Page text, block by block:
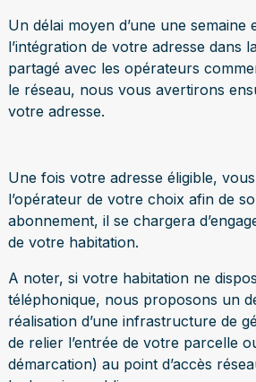
Un délai moyen d’une une semaine
l’intégration de votre adresse dans
partagé avec les opérateurs
le réseau, nous vous avertirons
votre adresse.
Une fois votre adresse éligible,
l’opérateur de votre choix afin de
abonnement, il se chargera
de votre habitation.
A noter, si votre habitation ne
téléphonique, nous proposons un
réalisation d’une infrastructure de
de relier l’entrée de votre parcelle
démarcation) au point d’accès